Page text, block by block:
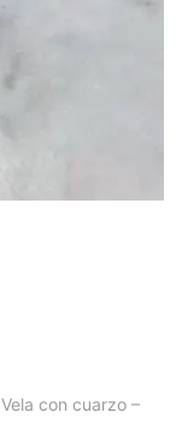
Vela con cuarzo –